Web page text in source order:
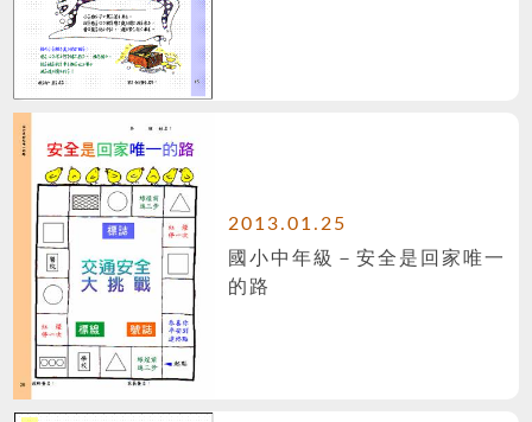
2013.01.25
國小中年級－安全是回家唯一
的路